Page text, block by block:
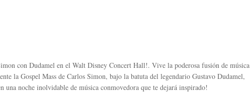
con Dudamel en el Walt Disney Concert Hall!. Vive la poderosa fusión de música
la Gospel Mass de Carlos Simon, bajo la batuta del legendario Gustavo Dudamel,
una noche inolvidable de música conmovedora que te dejará inspirado!